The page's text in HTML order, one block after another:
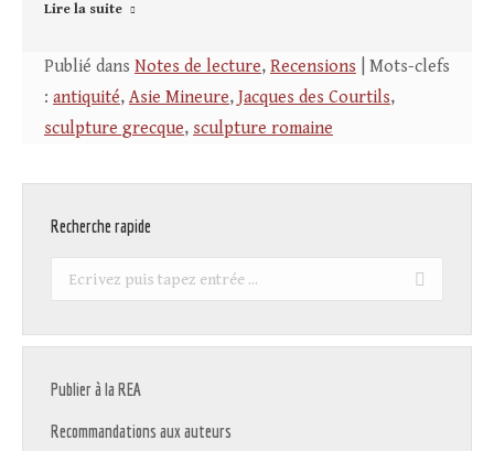
Lire la suite
Publié dans Notes de lecture, Recensions | Mots-clefs
: antiquité, Asie Mineure, Jacques des Courtils,
sculpture grecque, sculpture romaine
Recherche rapide
Recherche
Publier à la REA
Recommandations aux auteurs